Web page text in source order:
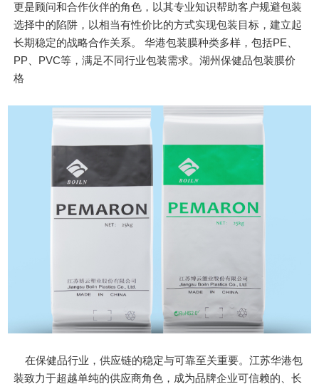
更是顾问和合作伙伴的角色，以其专业知识帮助客户规避包装
选择中的陷阱，以相当有性价比的方式实现包装目标，建立起
长期稳定的战略合作关系。 华港包装膜种类多样，包括PE、
PP、PVC等，满足不同行业包装需求。湖州保健品包装膜价
格
在保健品行业，供应链的稳定与可靠至关重要。江苏华港包
装致力于超越单纯的供应商角色，成为品牌企业可信赖的、长